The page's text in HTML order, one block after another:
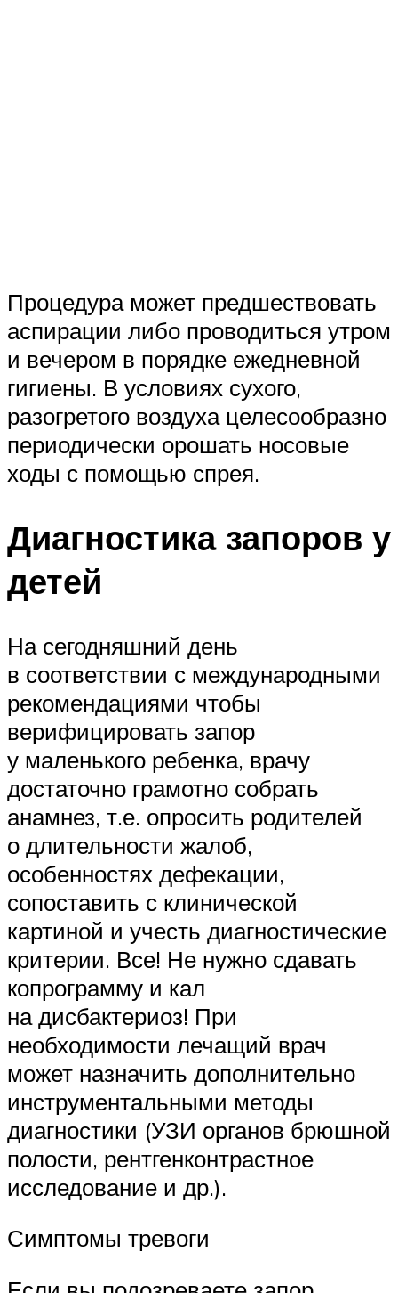
Процедура может предшествовать
аспирации либо проводиться утром
и вечером в порядке ежедневной
гигиены. В условиях сухого,
разогретого воздуха целесообразно
периодически орошать носовые
ходы с помощью спрея.
Диагностика запоров у
детей
На сегодняшний день
в соответствии с международными
рекомендациями чтобы
верифицировать запор
у маленького ребенка, врачу
достаточно грамотно собрать
анамнез, т.е. опросить родителей
о длительности жалоб,
особенностях дефекации,
сопоставить с клинической
картиной и учесть диагностические
критерии. Все! Не нужно сдавать
копрограмму и кал
на дисбактериоз! При
необходимости лечащий врач
может назначить дополнительно
инструментальными методы
диагностики (УЗИ органов брюшной
полости, рентгенконтрастное
исследование и др.).
Симптомы тревоги